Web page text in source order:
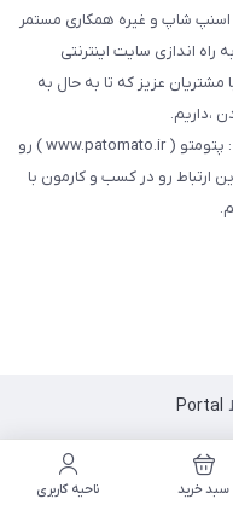
اسنپ شاپ و غیره همکاری مستمر
اندازی سایت اینترنتی
عزیز که تا به حال به
،داریم.
در همین راستا سایت خودمون با عنوان فارسی : پتومتو ( www.patomato.ir ) رو
ارتباط رو در کسب و کارمون با
Portal
سبد خرید ناحیه کاربری